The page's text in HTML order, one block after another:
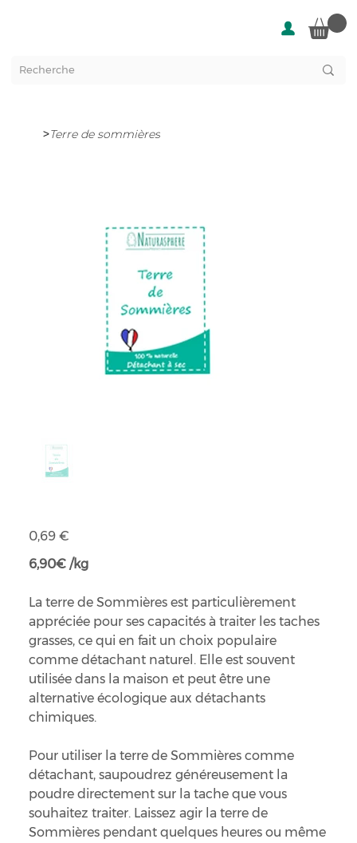
>Terre de sommières
Prix
0,69 €
6,90€ /kg
La terre de Sommières est particulièrement
appréciée pour ses capacités à traiter les taches
grasses, ce qui en fait un choix populaire
comme détachant naturel. Elle est souvent
utilisée dans la maison et peut être une
alternative écologique aux détachants
chimiques.
Pour utiliser la terre de Sommières comme
détachant, saupoudrez généreusement la
poudre directement sur la tache que vous
souhaitez traiter. Laissez agir la terre de
Sommières pendant quelques heures ou même